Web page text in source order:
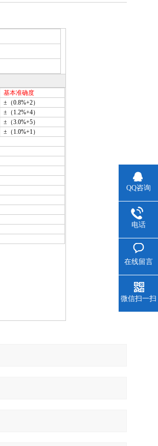
基本准确度
± （0.8%+2）
± （1.2%+4）
± （3.0%+5）
± （1.0%+1）
QQ咨询
电话
在线留言
微信扫一扫